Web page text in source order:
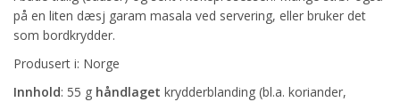
på en liten dæsj garam masala ved servering, eller bruker det
som bordkrydder.
Produsert i: Norge
Innhold: 55 g håndlaget krydderblanding (bl.a. koriander,